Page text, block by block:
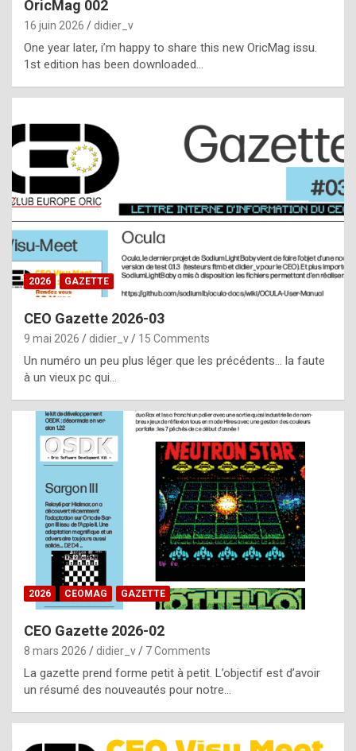
l
t
t
s
t
a
s
i
e
f
o
m
m
a
y
b
e
b
y
g
e
n
u
i
OricMag 002
16 juin 2026 didier_v
One year later, i’m happy to share this new OricMag issu.
1st edition has been downloaded…
2026 GAZETTE
CEO Gazette 2026-03
9 mai 2026 didier_v 15 Comments
Un numéro un peu plus léger que les précédents… la faute
à un vieux pc qui…
2026 CEOMAG GAZETTE
CEO Gazette 2026-02
8 mars 2026 didier_v 7 Comments
La gazette prend forme petit à petit. L’objectif est d’avoir
un résumé des nouveautés pour notre…